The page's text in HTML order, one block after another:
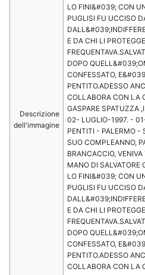
Descrizione
dell'immagine
LO FINI&#039; CON
PUGLISI FU UCCISO
E DA CHI LI
DOPO
CONFESSATO,
PENTITO.ADESSO
COLLABORA CON LA
GASPARE SPATUZZA
02- LUGLIO-1997. -
PENTITI - PALERMO -
SUO COMPLEANNO,
BRANCACCIO,
MANO DI SALVATORE
LO FINI&#039; CON
PUGLISI FU UCCISO
E DA CHI LI
DOPO
CONFESSATO,
PENTITO.ADESSO
COLLABORA CON LA